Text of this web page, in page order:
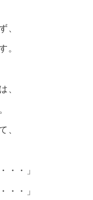
、
。
、
、
・・」
・・」